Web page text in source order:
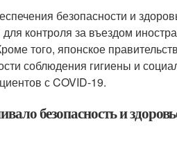
безопасности и
контроля за въездом
того, японское
соблюдения гигиены и
с COVID-19.
безопасность и